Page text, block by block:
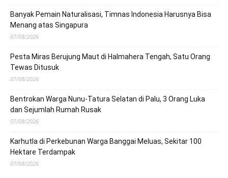
Banyak Pemain Naturalisasi, Timnas Indonesia Harusnya Bisa
Menang atas Singapura
07/08/2026
Pesta Miras Berujung Maut di Halmahera Tengah, Satu Orang
Tewas Ditusuk
07/08/2026
Bentrokan Warga Nunu-Tatura Selatan di Palu, 3 Orang Luka
dan Sejumlah Rumah Rusak
07/08/2026
Karhutla di Perkebunan Warga Banggai Meluas, Sekitar 100
Hektare Terdampak
07/08/2026